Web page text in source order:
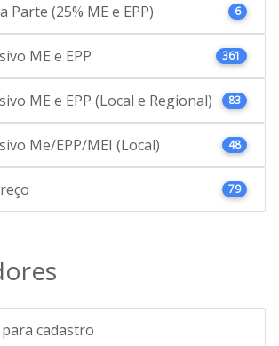
Parte (25% ME e EPP) 6
ME e EPP 361
ME e EPP (Local e Regional) 83
Me/EPP/MEI (Local) 48
79
cadastro